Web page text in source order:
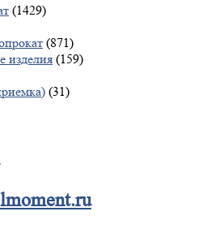
(1429)
(871)
изделия (159)
(31)